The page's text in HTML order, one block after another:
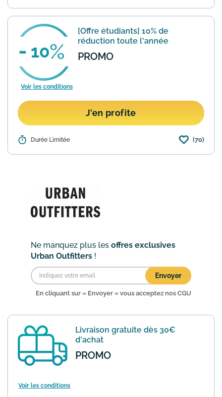
réduction immédiate sur votre
prochaine commande. Conditions
sur https://www.urbanoutfitters.com/f...
En savoir plus
10
[Offre étudiants] 10% de
réduction toute l'année
PROMO
Voir les conditions
J'en profite
Détails : Urban Outfitters propose aux étudiants
Durée Limitée (70)
Ne manquez plus les offres exclusives
Urban Outfitters !
Envoyer
En cliquant sur « Envoyer » vous acceptez nos CGU
Livraison gratuite dès 30€
d'achat
PROMO
Voir les conditions